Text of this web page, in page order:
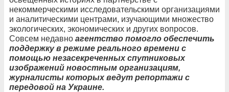
некоммерческими исследовательскими организациями
и аналитическими центрами, изучающими множество
экологических, экономических и других вопросов.
Совсем недавно агентство помогло обеспечить
поддержку в режиме реального времени с
помощью незасекреченных спутниковых
изображений новостным организациям,
журналисты которых ведут репортажи с
передовой на Украине.